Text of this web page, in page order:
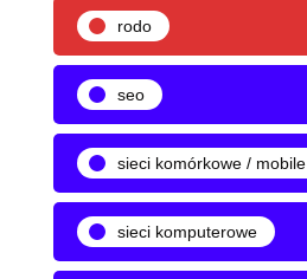
rodo
seo
sieci komórkowe / mobile
sieci komputerowe